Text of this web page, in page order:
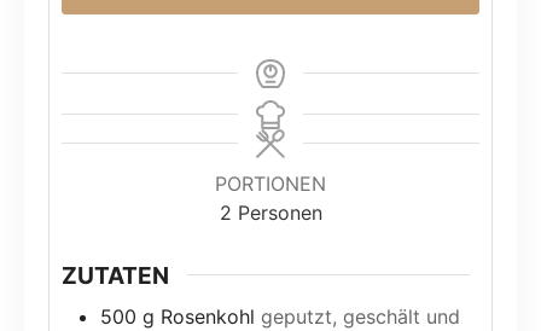
PORTIONEN
2 Personen
ZUTATEN
500 g Rosenkohl geputzt, geschält und